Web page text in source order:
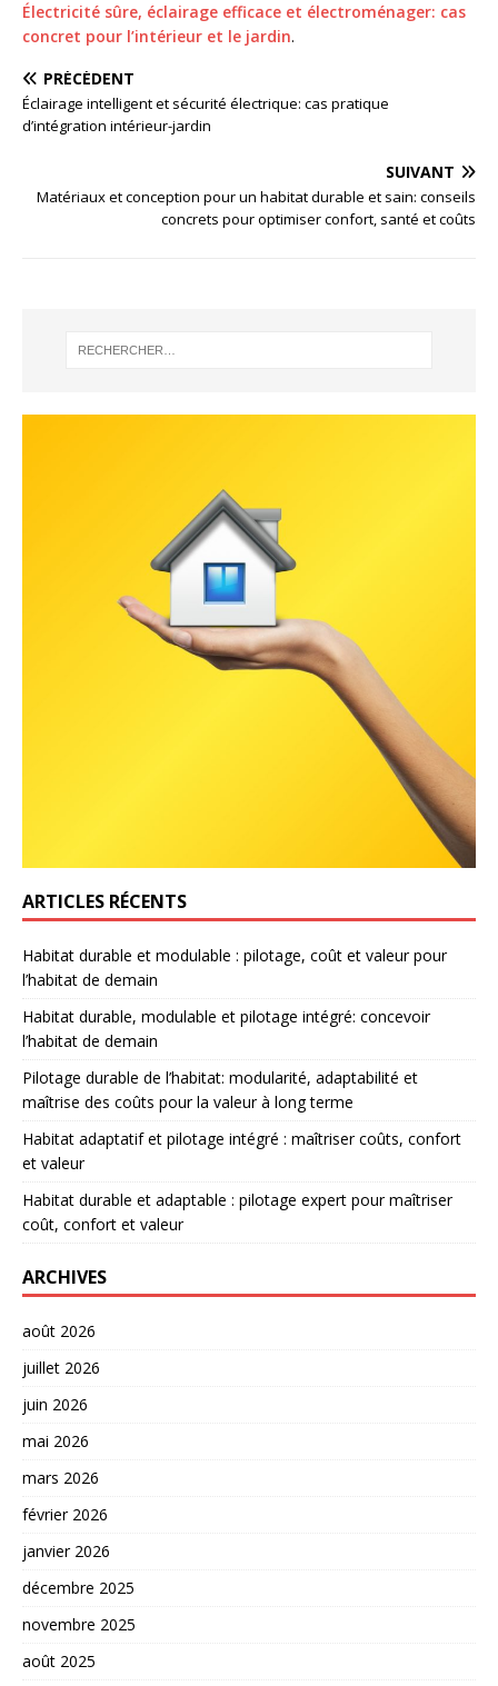
Électricité sûre, éclairage efficace et électroménager: cas
concret pour l’intérieur et le jardin.
PRÉCÉDENT
Éclairage intelligent et sécurité électrique: cas pratique
d’intégration intérieur-jardin
SUIVANT
Matériaux et conception pour un habitat durable et sain: conseils
concrets pour optimiser confort, santé et coûts
ARTICLES RÉCENTS
Habitat durable et modulable : pilotage, coût et valeur pour
l’habitat de demain
Habitat durable, modulable et pilotage intégré: concevoir
l’habitat de demain
Pilotage durable de l’habitat: modularité, adaptabilité et
maîtrise des coûts pour la valeur à long terme
Habitat adaptatif et pilotage intégré : maîtriser coûts, confort
et valeur
Habitat durable et adaptable : pilotage expert pour maîtriser
coût, confort et valeur
ARCHIVES
août 2026
juillet 2026
juin 2026
mai 2026
mars 2026
février 2026
janvier 2026
décembre 2025
novembre 2025
août 2025